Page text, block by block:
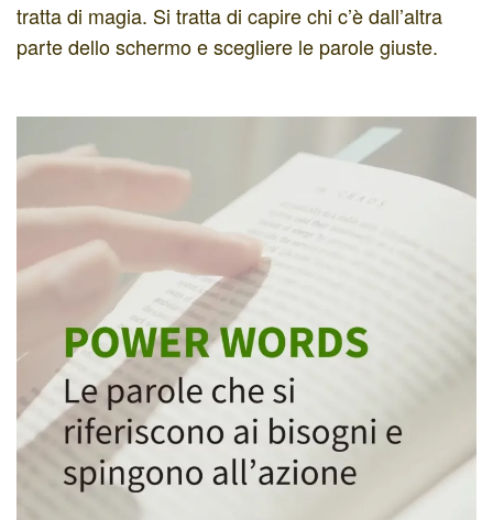
tratta di magia. Si tratta di capire chi c’è dall’altra
parte dello schermo e scegliere le parole giuste.